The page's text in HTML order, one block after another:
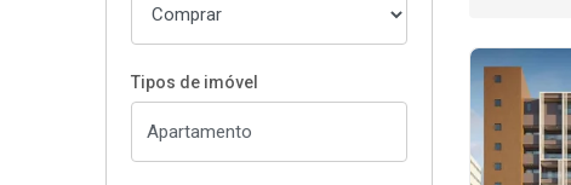
Tipos de imóvel